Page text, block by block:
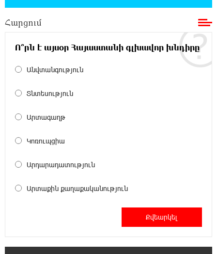
Կաթողիկոսի նկատմամբ իրականացվող
իշխանության հետևանք է. Հանրային Դաշինք
20:59:50 7-08-2026
անվերջանալի պայքարում տուժում է միայն
Փրկարարները հայտանաբերել են մոլորված
ԼՀԿ-ն պահանջում է դադարեցնել Գարեգին
Բ-ի և եպիսկոպոսների դեմ քրեական
Հարցում
Ո՞րն է այսօր Հայաստանի գլխավոր խնդիրը
Անվտանգություն
Տնտեսություն
Արտագաղթ
Կոռուպցիա
Արդարադատություն
Արտաքին քաղաքականություն